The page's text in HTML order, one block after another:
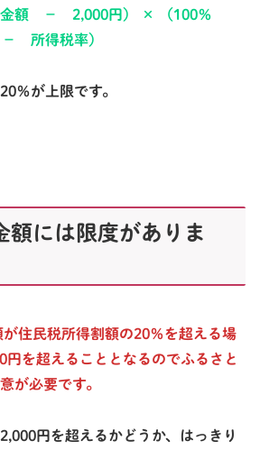
金額 － 2,000円） × （100％
所得税率）
％が上限です。
額には限度がありま
住民税所得割額の20％を超える場
円を超えることとなるのでふるさと
が必要です。
円を超えるかどうか、はっきり